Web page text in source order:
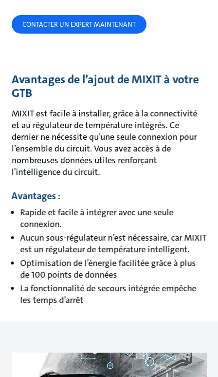
CONTACTER UN EXPERT MAINTENANT
Avantages de l’ajout de MIXIT à votre
GTB
MIXIT est facile à installer, grâce à la connectivité
et au régulateur de température intégrés. Ce
dernier ne nécessite qu’une seule connexion pour
l’ensemble du circuit. Vous avez accès à de
nombreuses données utiles renforçant
l’intelligence du circuit.
Avantages :
Rapide et facile à intégrer avec une seule
connexion.
Aucun sous-régulateur n’est nécessaire, car MIXIT
est un régulateur de température intelligent.
Optimisation de l’énergie facilitée grâce à plus
de 100 points de données
La fonctionnalité de secours intégrée empêche
les temps d’arrêt